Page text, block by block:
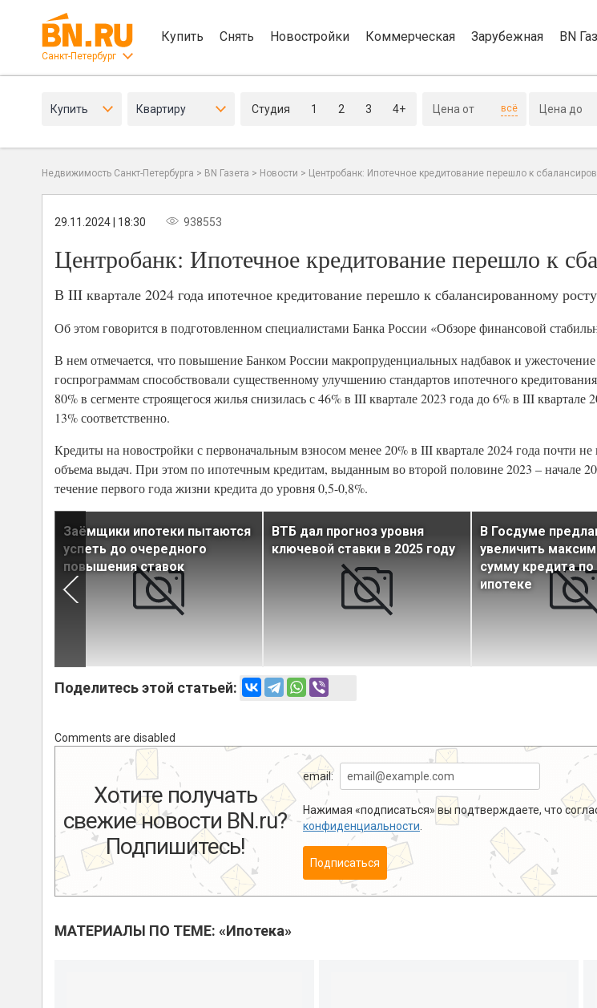
Санкт-Петербург
Купить Снять Новостройки Коммерческая Зарубежная BN
Купить Квартиру Студия 1 2 3 4+ всё
Недвижимость Санкт-Петербурга > BN Газета > Новости > Центробанк: Ипотечное кредитование перешло к
29.11.2024 | 18:30 938553
Центробанк: Ипотечное кредитование перешло к
В III квартале 2024 года ипотечное кредитование перешло к сбалансированному
Об этом говорится в подготовленном специалистами Банка России «Обзоре финансовой
В нем отмечается, что повышение Банком России макропруденциальных надбавок и
госпрограммам способствовали существенному улучшению стандартов ипотечного
80% в сегменте строящегося жилья снизилась с 46% в III квартале 2023 года до 6% в III квартале
13% соответственно.
Кредиты на новостройки с первоначальным взносом менее 20% в III квартале 2024 года почти
объема выдач. При этом по ипотечным кредитам, выданным во второй половине 2023 – начале
течение первого года жизни кредита до уровня 0,5-0,8%.
Заёмщики ипотеки пытаются
успеть до очередного
повышения ставок
ВТБ дал прогноз уровня
ключевой ставки в 2025 году
В Госдуме
увеличить
сумму кредита
ипотеке
Поделитесь этой статьей:
Comments are disabled
Хотите получать
свежие новости BN.ru?
Подпишитесь!
email:
Нажимая «подписаться» вы подтверждаете, что
конфиденциальности
Подписаться
МАТЕРИАЛЫ ПО ТЕМЕ: «Ипотека»